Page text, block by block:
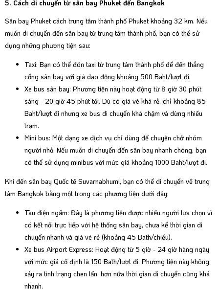
5. Cách di chuyển từ sân bay Phuket đến Bangkok
Sân bay Phuket cách trung tâm thành phố Phuket khoảng 32 km. Nếu
muốn di chuyển đến sân bay từ trung tâm thành phố, bạn có thể sử
dụng những phương tiện sau:
Taxi: Bạn có thể đón taxi từ trung tâm thành phố để đến thẳng
cổng sân bay với giá dao động khoảng 500 Baht/lượt đi.
Xe bus sân bay: Phương tiện này hoạt động từ 8 giờ 30 phút
sáng - 20 giờ 45 phút tối. Dù có giá vé khá rẻ, chỉ khoảng 85
Baht/lượt đi nhưng xe bus di chuyển khá chậm và dừng nhiều
trạm.
Mini bus: Một dạng xe dịch vụ chỉ dùng để chuyên chở nhóm
người nhỏ. Nếu muốn di chuyển đến sân bay nhanh chóng, bạn
có thể sử dụng minibus với mức giá khoảng 1000 Baht/lượt đi.
Khi đến sân bay Quốc tế Suvarnabhumi, bạn có thể di chuyển về trung
tâm Bangkok bằng một trong các phương tiện dưới đây:
Tàu điện ngầm: Đây là phương tiện được nhiều người lựa chọn vì
có kết nối trực tiếp với hệ thống sân bay, chưa kể thời gian di
chuyển nhanh và giá vé rẻ (khoảng 45 Bath/chiều).
Xe bus Airport Express: Hoạt động từ 5 giờ - 24 giờ hàng ngày
với mức giá cố định là 150 Bath/lượt đi. Phương tiện này không
xảy ra tình trạng chen lấn, hơn nữa thời gian di chuyển cũng khá
nhanh.